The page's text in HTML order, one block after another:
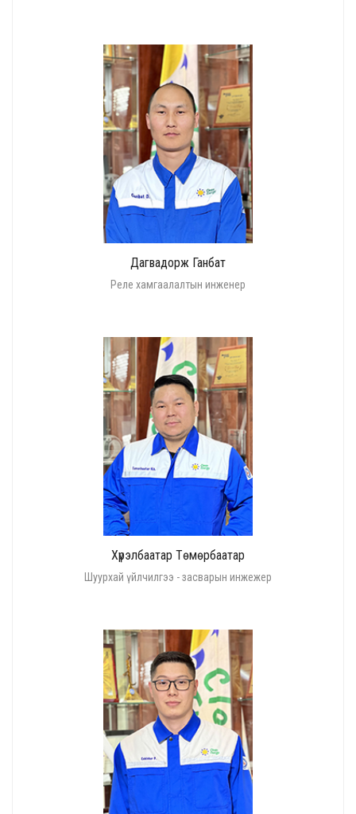
Дагвадорж Ганбат
Реле хамгаалалтын инженер
Хүрэлбаатар Төмөрбаатар
Шуурхай үйлчилгээ - засварын инжежер